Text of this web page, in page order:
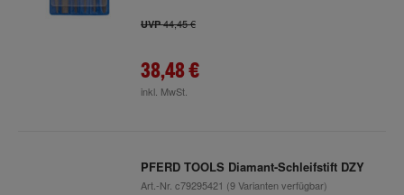
UVP44,45 €
38,48 €
inkl. MwSt.
PFERD TOOLS Diamant-Schleifstift DZY
Art.-Nr. c79295421 (9 Varianten verfügbar)